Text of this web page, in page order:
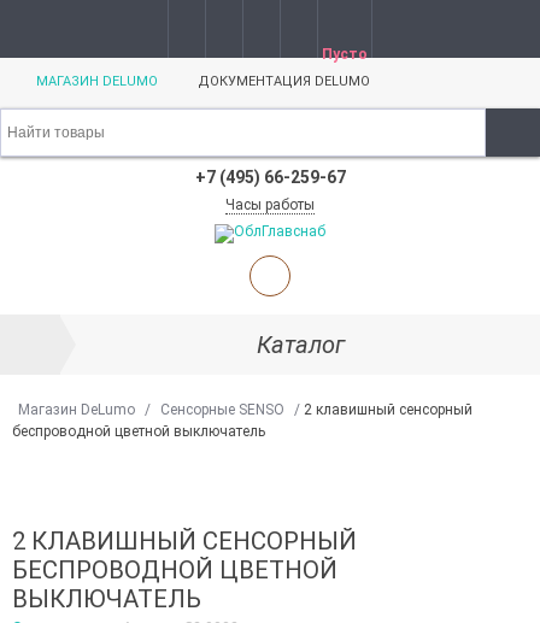
Пусто
МАГАЗИН DELUMO ДОКУМЕНТАЦИЯ DELUMO
+7 (495) 66-259-67
Часы работы
Каталог
Магазин DeLumo / Сенсорные SENSO / 2 клавишный сенсорный
беспроводной цветной выключатель
2 КЛАВИШНЫЙ СЕНСОРНЫЙ
БЕСПРОВОДНОЙ ЦВЕТНОЙ
ВЫКЛЮЧАТЕЛЬ